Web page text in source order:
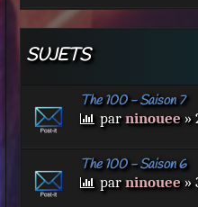
SUJETS
The 100 - Saison 7
par ninouee »
The 100 - Saison 6
par ninouee »